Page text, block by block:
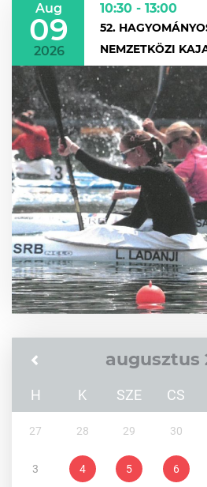
Aug
09
2026
10:30 - 13:00
52.
NEMZETKÖZI
augusztus
H K SZE CS
27 28 29 30
3 4 5 6